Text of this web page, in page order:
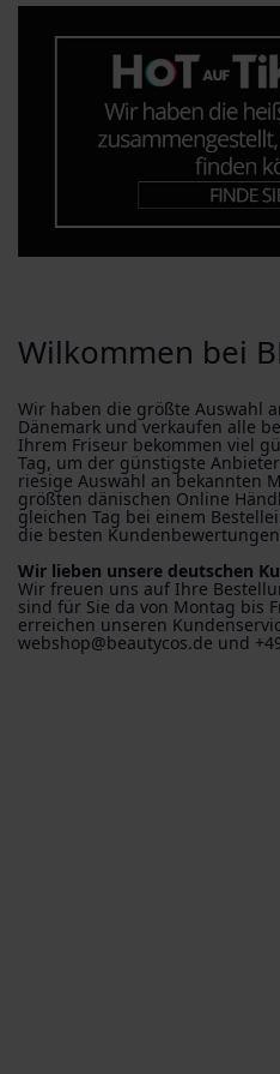
Wilkommen bei
Wir haben die größte Auswahl
Dänemark und verkaufen alle
Ihrem Friseur bekommen viel
Tag, um der günstigste
riesige Auswahl an bekannten
größten dänischen Online
gleichen Tag bei einem
die besten
Wir lieben unsere deutschen
Wir freuen uns auf Ihre
sind für Sie da von Montag bis
erreichen unseren
webshop@beautycos.de und